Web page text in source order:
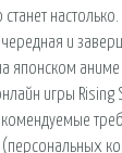
и
японском аниме
игры Rising
(персональных